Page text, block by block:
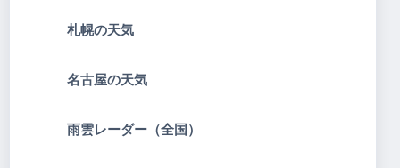
札幌の天気
名古屋の天気
雨雲レーダー（全国）